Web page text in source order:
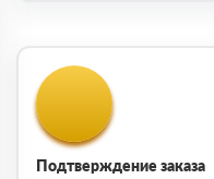
Подтверждение заказа